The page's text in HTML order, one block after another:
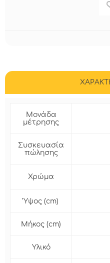
Μονάδα
μέτρησης
Συσκευασία
πώλησης
Χρώμα
Ύψος (cm)
Μήκος (cm)
Υλικό